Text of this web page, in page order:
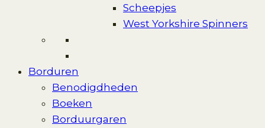
Scheepjes
West Yorkshire Spinners
Borduren
Benodigdheden
Boeken
Borduurgaren